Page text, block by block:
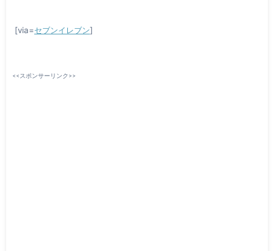
[via=セブンイレブン]
<<スポンサーリンク>>